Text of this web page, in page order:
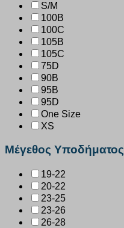
S/M
100B
100C
105B
105C
75D
90B
95B
95D
One Size
XS
Μέγεθος Υποδήματος
19-22
20-22
23-25
23-26
26-28